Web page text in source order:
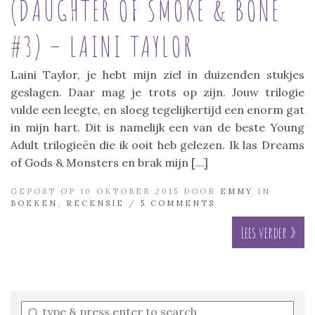
(DAUGHTER OF SMOKE & BONE
#3) – LAINI TAYLOR
Laini Taylor, je hebt mijn ziel in duizenden stukjes
geslagen. Daar mag je trots op zijn. Jouw trilogie
vulde een leegte, en sloeg tegelijkertijd een enorm gat
in mijn hart. Dit is namelijk een van de beste Young
Adult trilogieën die ik ooit heb gelezen. Ik las Dreams
of Gods & Monsters en brak mijn […]
GEPOST OP 10 OKTOBER 2015 DOOR EMMY
IN
BOEKEN
RECENSIE / 5 COMMENTS
Lees verder »
Enter